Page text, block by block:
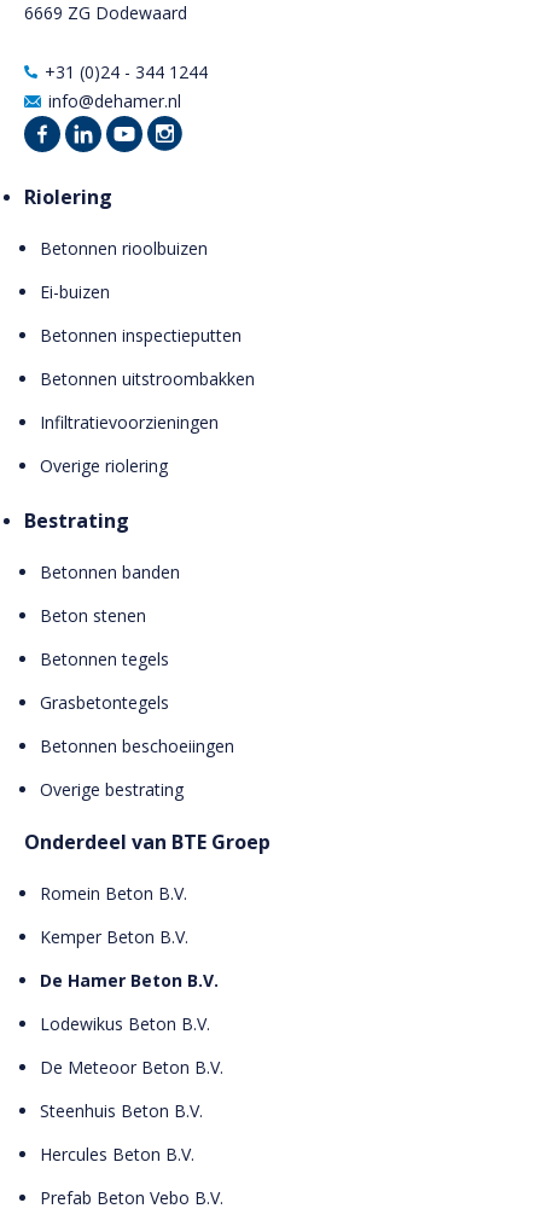
6669 ZG Dodewaard
+31 (0)24 - 344 1244
info@dehamer.nl
Riolering
Betonnen rioolbuizen
Ei-buizen
Betonnen inspectieputten
Betonnen uitstroombakken
Infiltratievoorzieningen
Overige riolering
Bestrating
Betonnen banden
Beton stenen
Betonnen tegels
Grasbetontegels
Betonnen beschoeiingen
Overige bestrating
Onderdeel van BTE Groep
Romein Beton B.V.
Kemper Beton B.V.
De Hamer Beton B.V.
Lodewikus Beton B.V.
De Meteoor Beton B.V.
Steenhuis Beton B.V.
Hercules Beton B.V.
Prefab Beton Vebo B.V.